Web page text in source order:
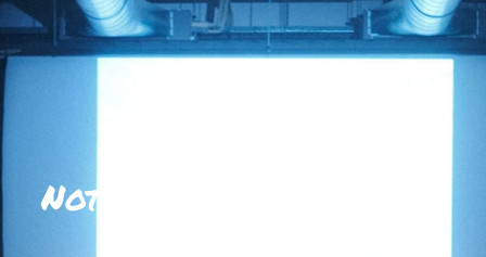
Notre site se refait une